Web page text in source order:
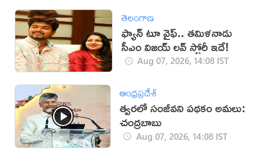
తెలంగాణ
ఫ్యాన్ టూ వైఫ్.. తమిళనాడు
సీఎం విజయ్ లవ్ స్టోరీ ఇదే!
Aug 07, 2026, 14:08 IST
ఆంధ్రప్రదేశ్
త్వరలో సంజీవని పథకం అమలు:
చంద్రబాబు
Aug 07, 2026, 14:08 IST